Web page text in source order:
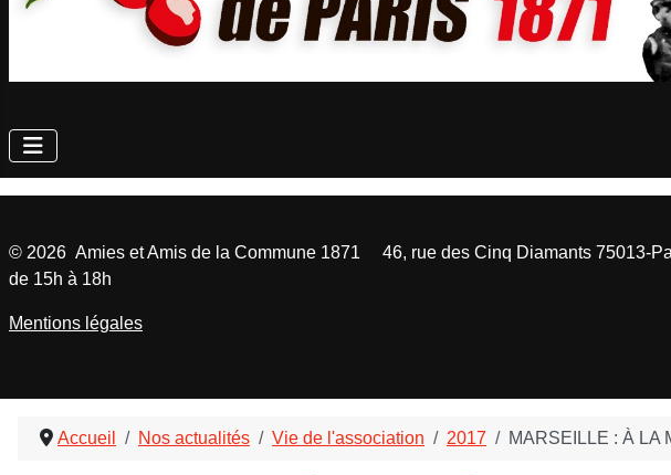
Accueil Nos actualités Vie de l'association 2017 MARSEILLE : À LA
© 2026 Amies et Amis de la Commune 1871 46, rue des Cinq Diamants 75013-
de 15h à 18h
Mentions légales